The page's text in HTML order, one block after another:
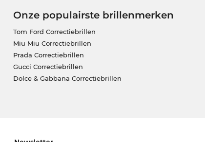
Onze populairste brillenmerken
Tom Ford Correctiebrillen
Miu Miu Correctiebrillen
Prada Correctiebrillen
Gucci Correctiebrillen
Dolce & Gabbana Correctiebrillen